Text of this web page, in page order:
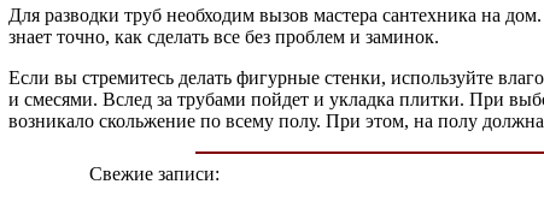
Для разводки труб необходим вызов мастера сантехника на
знает точно, как сделать все без проблем и заминок.
Если вы стремитесь делать фигурные стенки, используйте
и смесями. Вслед за трубами пойдет и укладка плитки. При
возникало скольжение по всему полу. При этом, на полу
Свежие записи: